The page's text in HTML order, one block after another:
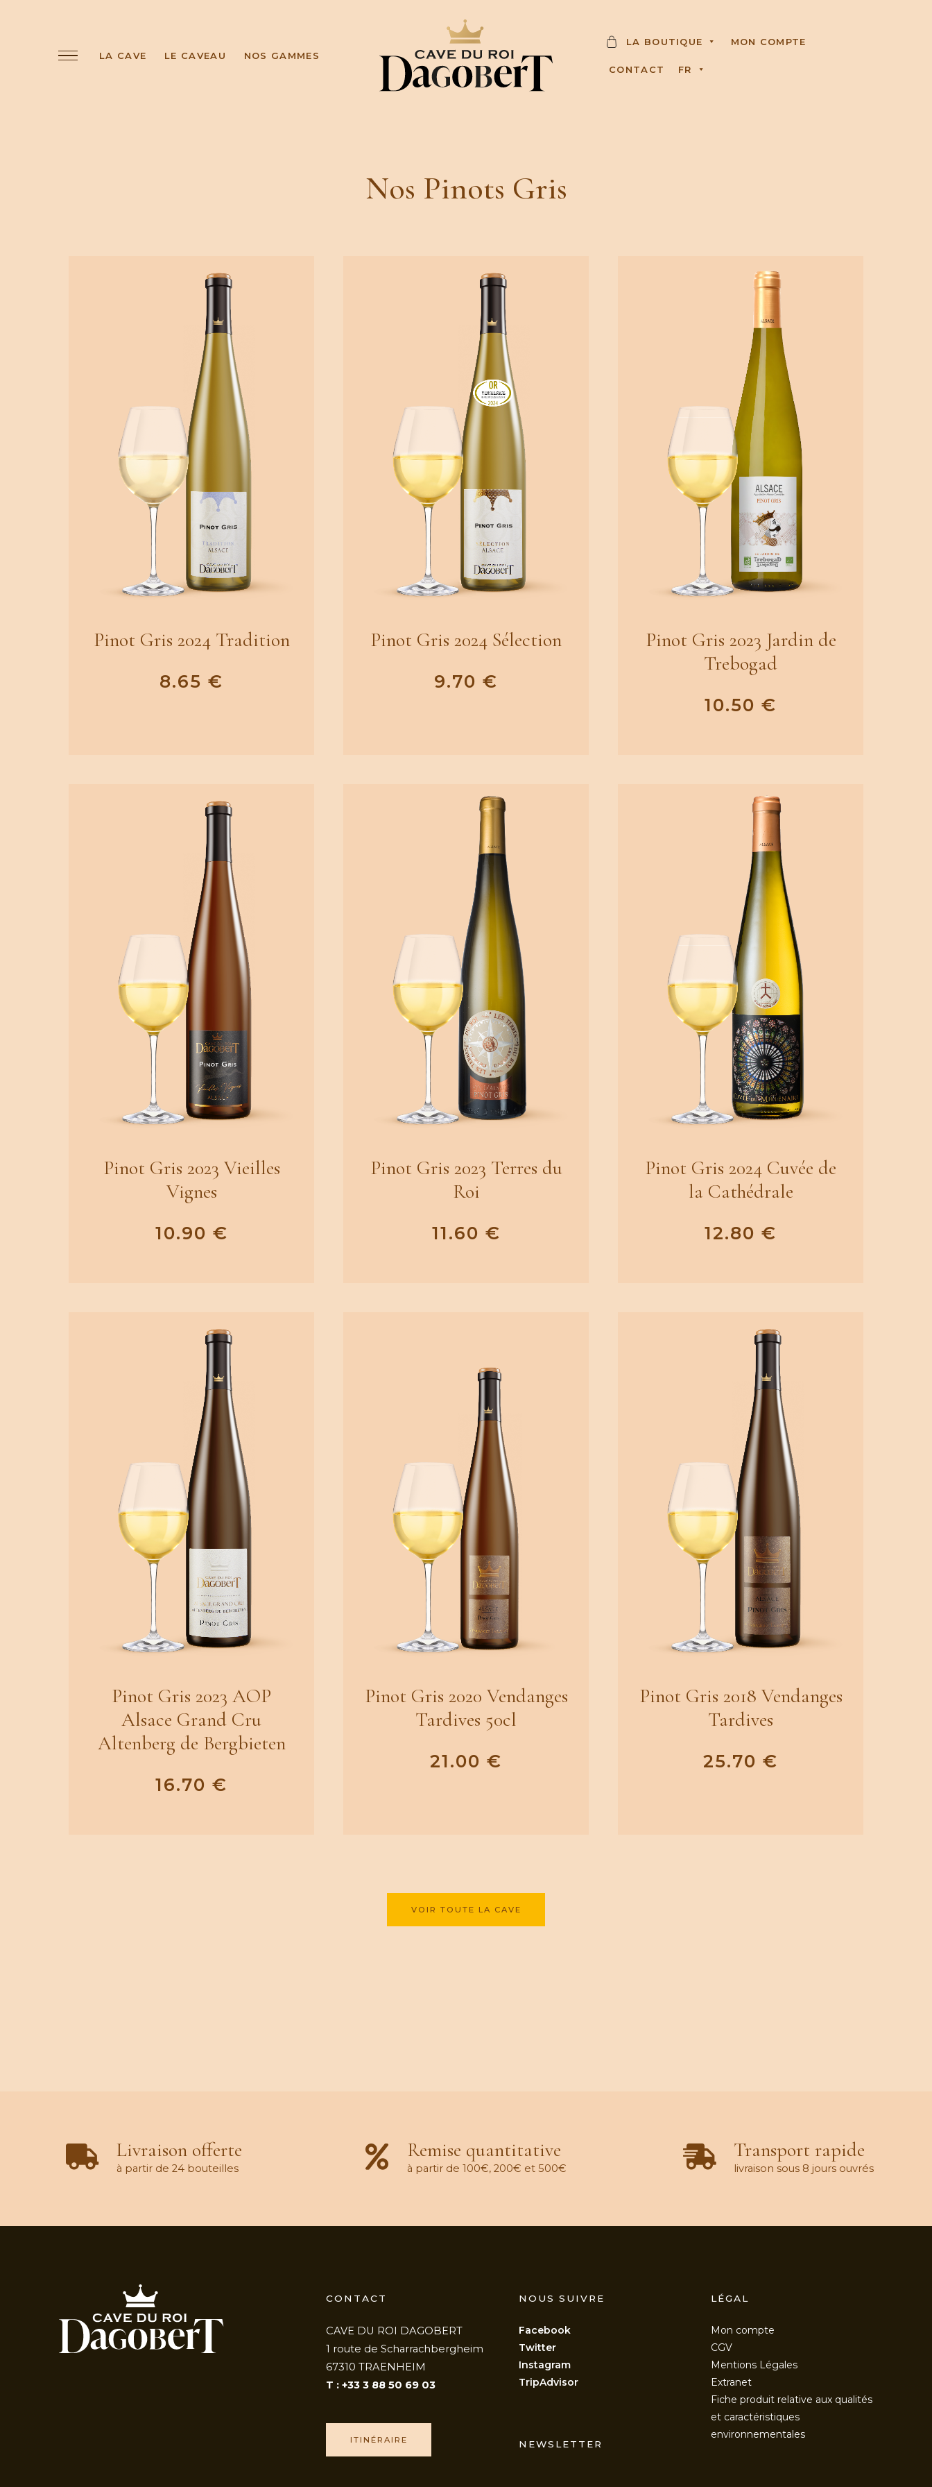
LA CAVE LE CAVEAU NOS GAMMES
C
A
LA BOUTIQUE MON COMPTE
CONTACT FR
Nos Pinots Gris
Pinot Gris 2024 Tradition
8.65 €
Pinot Gris 2024 Sélection
9.70 €
Pinot Gris 2023 Jardin de
Trebogad
10.50 €
Pinot Gris 2023 Vieilles
Vignes
10.90 €
Pinot Gris 2023 Terres du
Roi
11.60 €
Pinot Gris 2024 Cuvée de
la Cathédrale
12.80 €
Pinot Gris 2023 AOP
Alsace Grand Cru
Altenberg de Bergbieten
16.70 €
Pinot Gris 2020 Vendanges
Tardives 50cl
21.00 €
Pinot Gris 2018 Vendanges
Tardives
25.70 €
VOIR TOUTE LA CAVE
Livraison offerte
à partir de 24 bouteilles
Remise quantitative
à partir de 100€, 200€ et 500€
Transport rapide
livraison sous 8 jours ouvrés
CONTACT
CAVE DU ROI DAGOBERT
1 route de Scharrachbergheim
67310 TRAENHEIM
T : +33 3 88 50 69 03
ITINÉRAIRE
NOUS SUIVRE
Facebook
Twitter
Instagram
TripAdvisor
NEWSLETTER
LÉGAL
Mon compte
CGV
Mentions Légales
Extranet
Fiche produit relative aux qualités
et caractéristiques
environnementales